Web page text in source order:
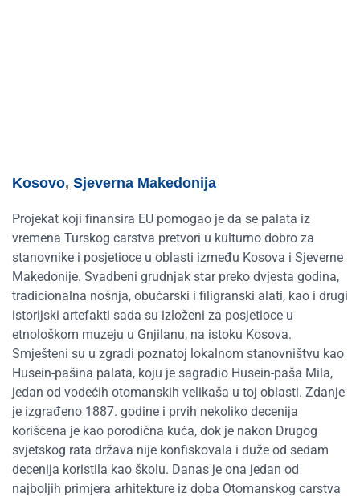
Kosovo, Sjeverna Makedonija
Projekat koji finansira EU pomogao je da se palata iz
vremena Turskog carstva pretvori u kulturno dobro za
stanovnike i posjetioce u oblasti između Kosova i Sjeverne
Makedonije. Svadbeni grudnjak star preko dvjesta godina,
tradicionalna nošnja, obućarski i filigranski alati, kao i drugi
istorijski artefakti sada su izloženi za posjetioce u
etnološkom muzeju u Gnjilanu, na istoku Kosova.
Smješteni su u zgradi poznatoj lokalnom stanovništvu kao
Husein-pašina palata, koju je sagradio Husein-paša Mila,
jedan od vodećih otomanskih velikaša u toj oblasti. Zdanje
je izgrađeno 1887. godine i prvih nekoliko decenija
korišćena je kao porodična kuća, dok je nakon Drugog
svjetskog rata država nije konfiskovala i duže od sedam
decenija koristila kao školu. Danas je ona jedan od
najboljih primjera arhitekture iz doba Otomanskog carstva